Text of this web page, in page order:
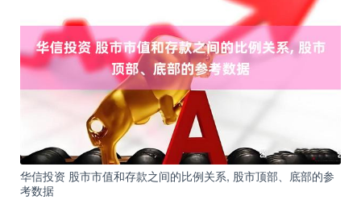
华信投资 股市市值和存款之间的比例关系, 股市顶部、底部的参
考数据